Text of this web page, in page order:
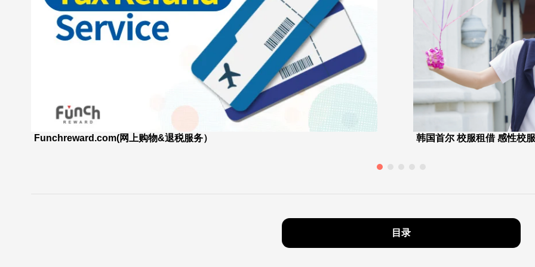
Funchreward.com(网上购物&退税服务） 韩国首尔 校服租借 感性校
目录